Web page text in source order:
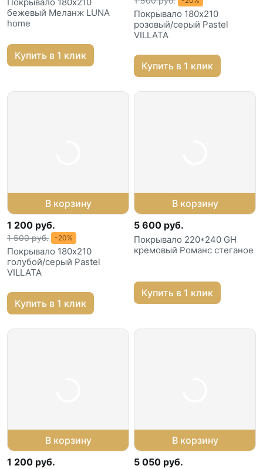
Покрывало 180х210
бежевый Меланж LUNA
home
Купить в 1 клик
Покрывало 180х210
розовый/серый Pastel
VILLATA
Купить в 1 клик
В корзину
1 200 руб.
1 500 руб. -20%
Покрывало 180х210
голубой/серый Pastel
VILLATA
Купить в 1 клик
В корзину
5 600 руб.
Покрывало 220*240 GH
кремовый Романс стеганое
Купить в 1 клик
В корзину
1 200 руб.
В корзину
5 050 руб.